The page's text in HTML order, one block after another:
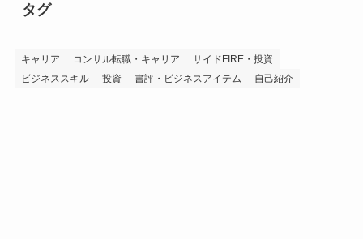
タグ
キャリア コンサル転職・キャリア
サイドFIRE・投資
ビジネススキル
投資 書評・ビジネスアイテム 自己紹介